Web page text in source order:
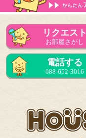
リクエスト
お部屋さがし
電話する
088-652-3016